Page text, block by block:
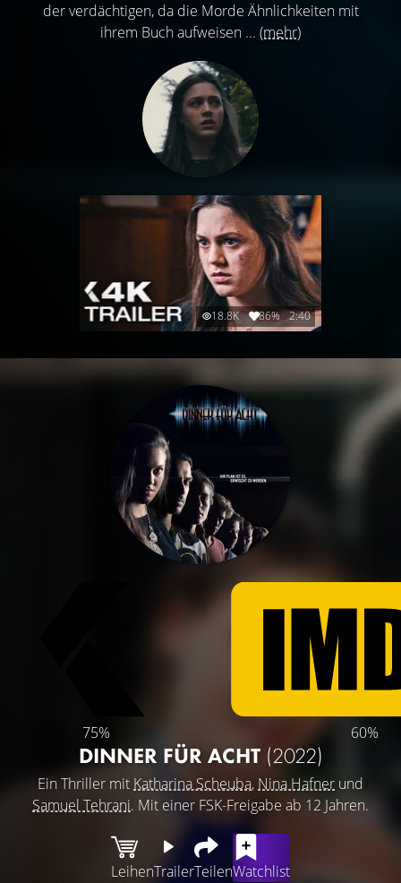
der verdächtigen, da die Morde Ähnlichkeiten mit
ihrem Buch aufweisen ... (mehr)
18.8K 86% 2:40
75% 60%
DINNER FÜR ACHT (2022)
Ein Thriller mit Katharina Scheuba, Nina Hafner und
Samuel Tehrani. Mit einer FSK-Freigabe ab 12 Jahren.
LeihenTrailerTeilenWatchlist